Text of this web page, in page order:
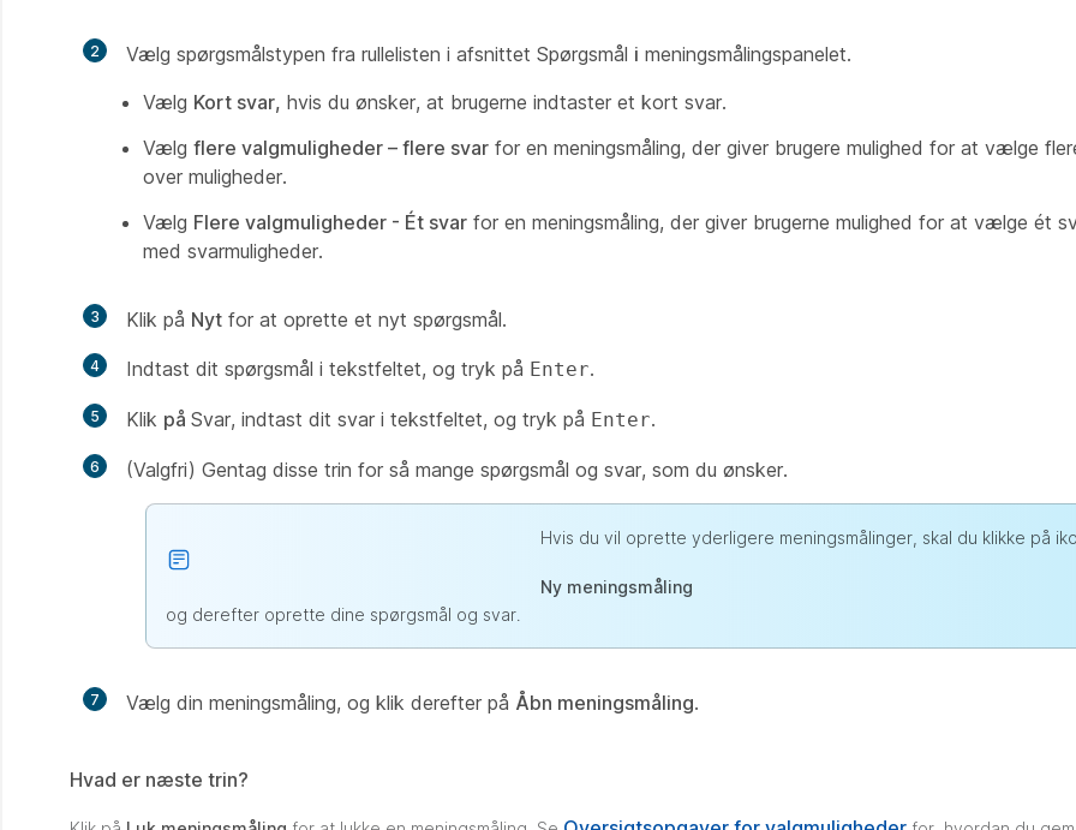
2 Vælg spørgsmålstypen fra rullelisten i afsnittet Spørgsmål i meningsmålingspanelet.
Vælg Kort svar, hvis du ønsker, at brugerne indtaster et kort svar.
Vælg flere valgmuligheder – flere svar for en meningsmåling, der giver brugere mulighed for at vælge
over muligheder.
Vælg Flere valgmuligheder - Ét svar for en meningsmåling, der giver brugerne mulighed for at vælge ét
med svarmuligheder.
3 Klik på Nyt for at oprette et nyt spørgsmål.
4 Indtast dit spørgsmål i tekstfeltet, og tryk på Enter.
5 Klik på Svar, indtast dit svar i tekstfeltet, og tryk på Enter.
6 (Valgfri) Gentag disse trin for så mange spørgsmål og svar, som du ønsker.
Hvis du vil oprette yderligere meningsmålinger, skal du klikke på
Ny meningsmåling
og derefter oprette dine spørgsmål og svar.
7 Vælg din meningsmåling, og klik derefter på Åbn meningsmåling.
Hvad er næste trin?